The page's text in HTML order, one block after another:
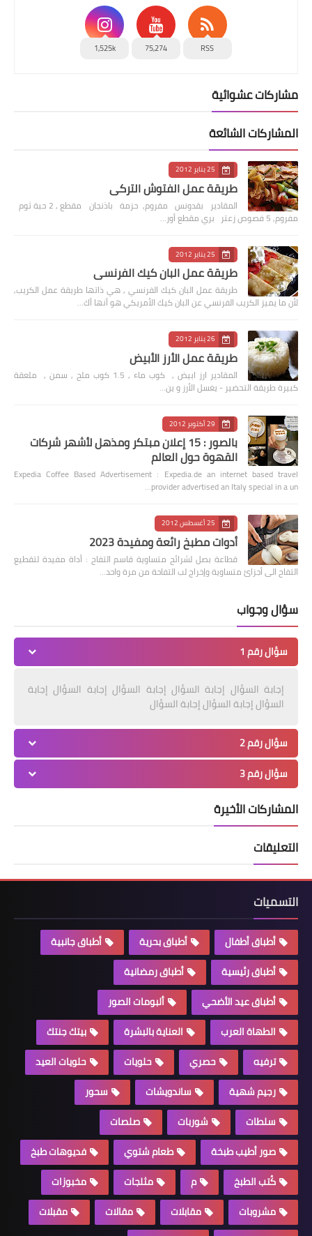
RSS
75,274
1,525k
مشاركات عشوائية
المشاركات الشائعة
25 يناير 2012
طريقة عمل الفتوش التركي
المقادير بقدونس مفروم, حزمة باذنجان مقطع , 2 حبة ثوم
مفروم, 5 فصوص زعتر بري مقطع أور…
25 يناير 2012
طريقة عمل البان كيك الفرنسي
طريقة عمل البان كيك الفرنسي , هي ذاتها طريقة عمل الكريب,
لأن ما يميز الكريب الفرنسي عن البان كيك الأمريكي هو أنها أك…
26 يناير 2012
طريقة عمل الأرز الأبيض
المقادير ارز ابيض , كوب ماء , 1.5 كوب ملح , سمن , ملعقة
كبيرة طريقة التحضير - يغسل الأرز و ين…
29 أكتوبر 2012
بالصور : 15 إعلان مبتكر ومذهل لأشهر شركات
القهوة حول العالم
Expedia Coffee Based Advertisement : Expedia.de an internet based travel
provider advertised an Italy special in a un…
25 أغسطس 2012
أدوات مطبخ رائعة ومفيدة 2023
قطاعة بصل لشرائح متساوية قاسم التفاح : أداة مفيدة لتقطيع
التفاح الى أجزائ متساوية وإخراج لب التفاحة من مرة واحد…
سؤال وجواب
سؤال رقم 1
إجابة السؤال إجابة السؤال إجابة السؤال إجابة السؤال إجابة
السؤال إجابة السؤال إجابة السؤال
سؤال رقم 2
سؤال رقم 3
المشاركات الأخيرة
التعليقات
التسميات
أطباق أطفال أطباق بحرية
أطباق جانبية
أطباق رئيسية
أطباق رمضانية
أطباق عيد الأضحي
ألبومات الصور
الطهاة العرب
العناية بالبشرة
بيتك جنتك
ترفيه
حصري حلويات
حلويات العيد
رجيم شهية
ساندويشات
سحور
سلطات
شوربات
صلصات
صور أطيب طبخة
طعام شتوي
فديوهات طبخ
كُتب الطبخ
م مثلجات
مخبوزات
مشروبات
مقابلات مقالات
مقبلات